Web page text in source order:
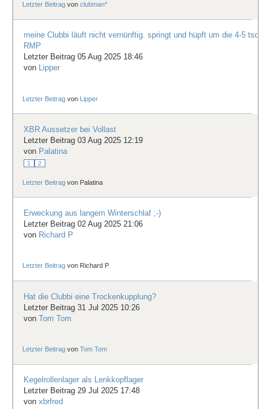
Letzter Beitrag vonclubman*
meine Clubbi läuft nicht vernünftig. springt und hüpft um die 4-5 tsd
RMP
Letzter Beitrag 05 Aug 2025 18:46
von Lipper
Letzter Beitrag von Lipper
XBR Aussetzer bei Vollast
Letzter Beitrag 03 Aug 2025 12:19
von Palatina
1 2
Letzter Beitrag von Palatina
Erweckung aus langem Winterschlaf ;-)
Letzter Beitrag 02 Aug 2025 21:06
von Richard P
Letzter Beitrag von Richard P
Hat die Clubbi eine Trockenkupplung?
Letzter Beitrag 31 Jul 2025 10:26
von Tom Tom
Letzter Beitrag vonTom Tom
Kegelrollenlager als Lenkkopflager
Letzter Beitrag 29 Jul 2025 17:48
von xbrfred